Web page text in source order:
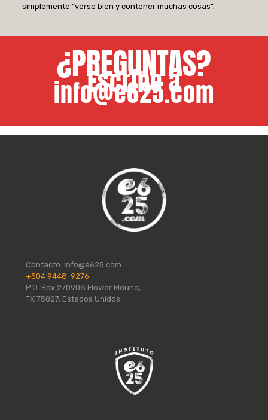
simplemente “verse bien y contener muchas cosas”.
¿PREGUNTAS?
Escribe a
info@e625.com
Contacto: info@e625.com
+504 9448-9276
P.O. Box 270908 Flower Mound,
TX 75027, Estados Unidos